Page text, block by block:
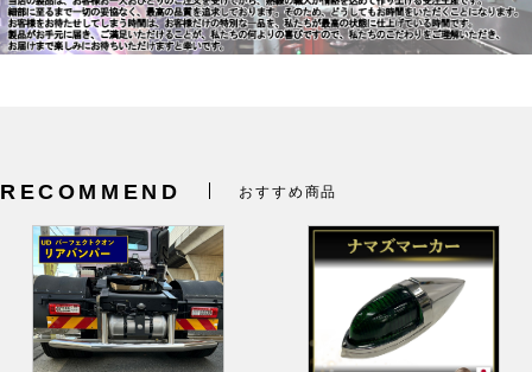
RECOMMEND おすすめ商品